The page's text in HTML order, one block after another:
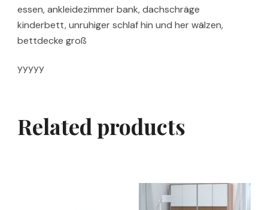
essen, ankleidezimmer bank, dachschräge
kinderbett, unruhiger schlaf hin und her wälzen,
bettdecke groß
yyyyy
Related products